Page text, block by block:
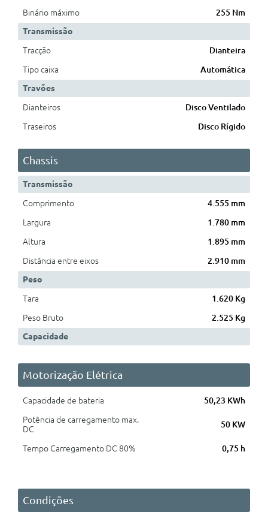
Binário máximo
255 Nm
Transmissão
Tracção
Dianteira
Tipo caixa
Automática
Travões
Dianteiros
Disco Ventilado
Traseiros
Disco Rígido
Chassis
Transmissão
Comprimento
4.555 mm
Largura
1.780 mm
Altura
1.895 mm
Distância entre eixos
2.910 mm
Peso
Tara
1.620 Kg
Peso Bruto
2.525 Kg
Capacidade
Motorização Elétrica
Capacidade de bateria
50,23 KWh
Potência de carregamento max.
DC
50 KW
Tempo Carregamento DC 80% 0,75 h
Condições